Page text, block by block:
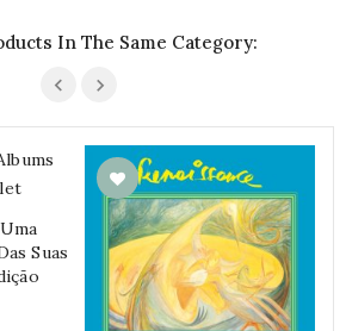
In The Same Category:
Suas